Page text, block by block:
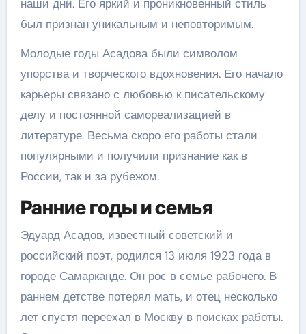
наши дни. Его яркий и проникновенный стиль
был признан уникальным и неповторимым.
Молодые годы Асадова были символом
упорства и творческого вдохновения. Его начало
карьеры связано с любовью к писательскому
делу и постоянной самореализацией в
литературе. Весьма скоро его работы стали
популярными и получили признание как в
России, так и за рубежом.
Ранние годы и семья
Эдуард Асадов, известный советский и
российский поэт, родился 13 июля 1923 года в
городе Самарканде. Он рос в семье рабочего. В
раннем детстве потерял мать, и отец несколько
лет спустя переехал в Москву в поисках работы.